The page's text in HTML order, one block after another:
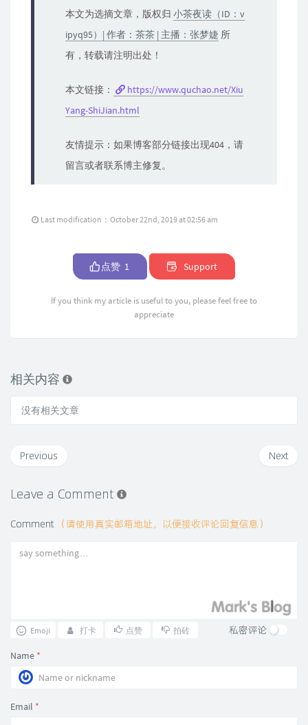
本文为选摘文章，版权归 小茶夜读（ID：v
ipyq95）| 作者：茶茶 | 主播：张梦婕 所
有，转载请注明出处！
本文链接：
https://www.quchao.net/Xiu
Yang-ShiJian.html
友情提示：如果博客部分链接出现404，请
留言或者联系博主修复。
Last modification：October 22nd, 2019 at 02:56 am
点赞 1 Support
If you think my article is useful to you, please feel free to
appreciate
相关内容
没有相关文章
Next
Previous
Leave a Comment
Comment （请使用真实邮箱地址，以便接收评论回复信息）
Emoji 打卡 点赞 拍砖 私密评论
Name *
Email *